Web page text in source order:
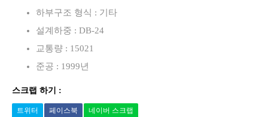
하부구조 형식 : 기타
설계하중 : DB-24
교통량 : 15021
준공 : 1999년
스크랩 하기 :
트위터 페이스북 네이버 스크랩